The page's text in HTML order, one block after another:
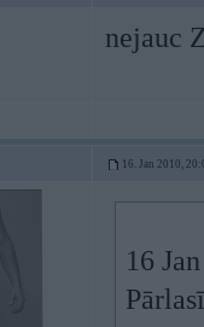
nejauc
16. Jan 2010,
16